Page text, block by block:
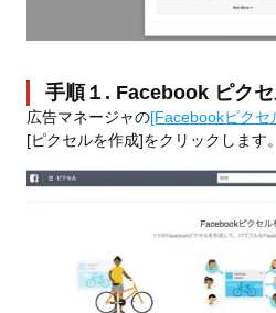
手順１. Facebook ピク
広告マネージャの[Facebookピクセ
[ピクセルを作成]をクリックします。